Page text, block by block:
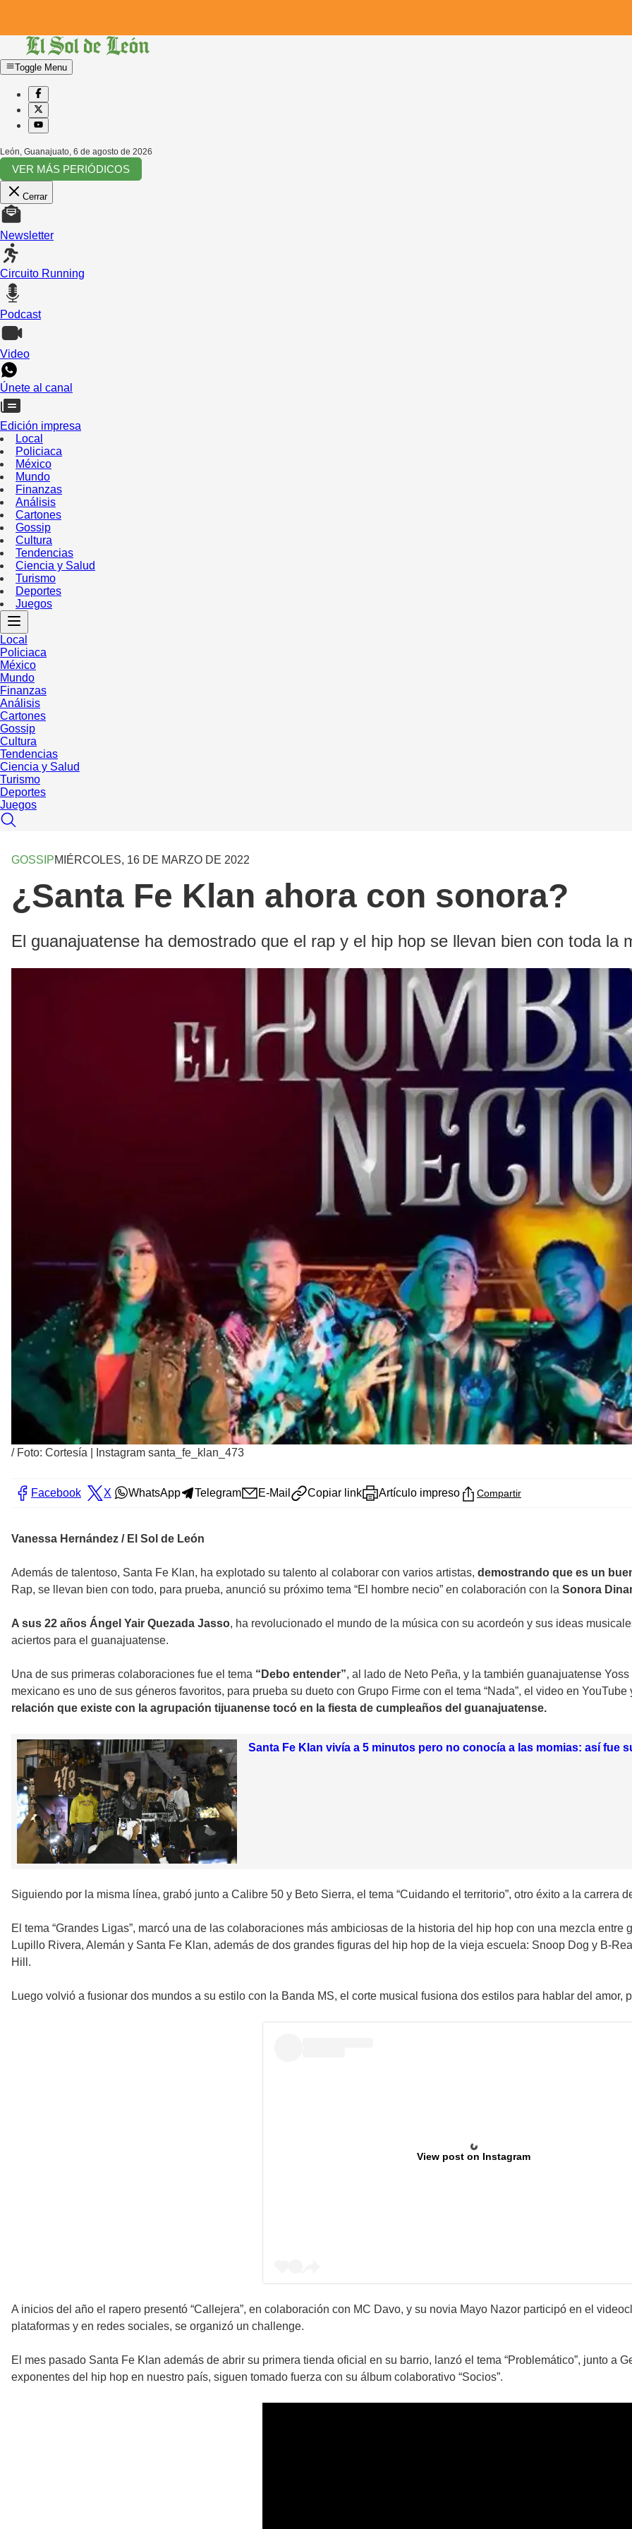
Toggle Menu
León, Guanajuato, 6 de agosto de 2026
VER MÁS PERIÓDICOS
Cerrar
Newsletter
Circuito Running
Podcast
Video
Únete al canal
Edición impresa
Local
Policiaca
México
Mundo
Finanzas
Análisis
Cartones
Gossip
Cultura
Tendencias
Ciencia y Salud
Turismo
Deportes
Juegos
Local
Policiaca
México
Mundo
Finanzas
Análisis
Cartones
Gossip
Cultura
Tendencias
Ciencia y Salud
Turismo
Deportes
Juegos
GOSSIPMIÉRCOLES, 16 DE MARZO DE 2022
¿Santa Fe Klan ahora con sonora?
El guanajuatense ha demostrado que el rap y el hip hop se llevan bien con toda la
/ Foto: Cortesía | Instagram santa_fe_klan_473
Facebook X WhatsApp Telegram E-Mail Copiar link Artículo impreso Compartir
Vanessa Hernández / El Sol de León
Además de talentoso, Santa Fe Klan, ha explotado su talento al colaborar con varios artistas, demostrando que es un
Rap, se llevan bien con todo, para prueba, anunció su próximo tema “El hombre necio” en colaboración con la Sonora
A sus 22 años Ángel Yair Quezada Jasso, ha revolucionado el mundo de la música con su acordeón y sus ideas
aciertos para el guanajuatense.
Una de sus primeras colaboraciones fue el tema “Debo entender”, al lado de Neto Peña, y la también guanajuatense
mexicano es uno de sus géneros favoritos, para prueba su dueto con Grupo Firme con el tema “Nada”, el video en
relación que existe con la agrupación tijuanense tocó en la fiesta de cumpleaños del guanajuatense.
Santa Fe Klan vivía a 5 minutos pero no conocía a las momias: así fue
Siguiendo por la misma línea, grabó junto a Calibre 50 y Beto Sierra, el tema “Cuidando el territorio”, otro éxito a la carrera
El tema “Grandes Ligas”, marcó una de las colaboraciones más ambiciosas de la historia del hip hop con una mezcla
Lupillo Rivera, Alemán y Santa Fe Klan, además de dos grandes figuras del hip hop de la vieja escuela: Snoop Dog y B-
Hill.
Luego volvió a fusionar dos mundos a su estilo con la Banda MS, el corte musical fusiona dos estilos para hablar del amor,
View post on Instagram
A inicios del año el rapero presentó “Callejera”, en colaboración con MC Davo, y su novia Mayo Nazor participó en el
plataformas y en redes sociales, se organizó un challenge.
El mes pasado Santa Fe Klan además de abrir su primera tienda oficial en su barrio, lanzó el tema “Problemático”, junto a
exponentes del hip hop en nuestro país, siguen tomado fuerza con su álbum colaborativo “Socios”.